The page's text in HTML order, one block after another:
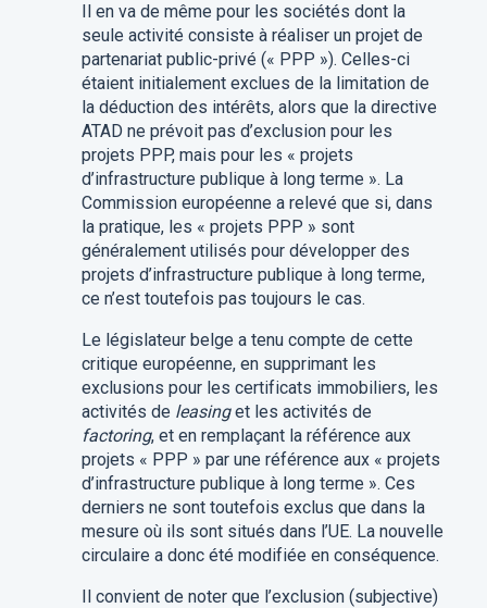
Il en va de même pour les sociétés dont la
seule activité consiste à réaliser un projet de
partenariat public-privé (« PPP »). Celles-ci
étaient initialement exclues de la limitation de
la déduction des intérêts, alors que la directive
ATAD ne prévoit pas d’exclusion pour les
projets PPP, mais pour les « projets
d’infrastructure publique à long terme ». La
Commission européenne a relevé que si, dans
la pratique, les « projets PPP » sont
généralement utilisés pour développer des
projets d’infrastructure publique à long terme,
ce n’est toutefois pas toujours le cas.
Le législateur belge a tenu compte de cette
critique européenne, en supprimant les
exclusions pour les certificats immobiliers, les
activités de leasing et les activités de
factoring, et en remplaçant la référence aux
projets « PPP » par une référence aux « projets
d’infrastructure publique à long terme ». Ces
derniers ne sont toutefois exclus que dans la
mesure où ils sont situés dans l’UE. La nouvelle
circulaire a donc été modifiée en conséquence.
Il convient de noter que l’exclusion (subjective)